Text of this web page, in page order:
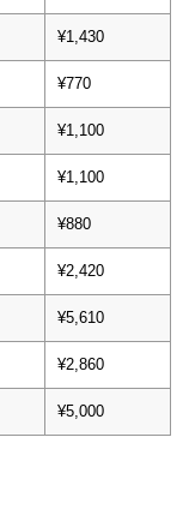
¥1,430
¥770
¥1,100
¥1,100
¥880
¥2,420
¥5,610
¥2,860
¥5,000